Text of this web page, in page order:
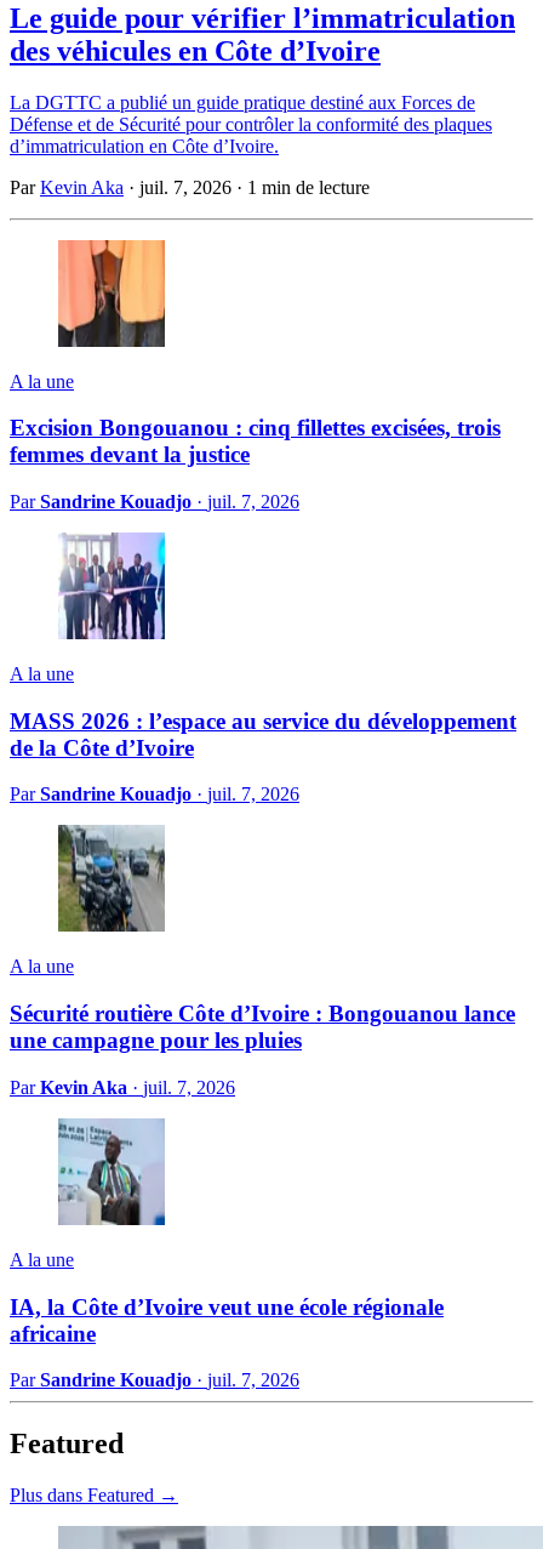
Le guide pour vérifier l’immatriculation
des véhicules en Côte d’Ivoire
La DGTTC a publié un guide pratique destiné aux Forces de
Défense et de Sécurité pour contrôler la conformité des plaques
d’immatriculation en Côte d’Ivoire.
ParKevin Aka · juil. 7, 2026 · 1 min de lecture
A la une
Excision Bongouanou : cinq fillettes excisées, trois
femmes devant la justice
ParSandrine Kouadjo · juil. 7, 2026
A la une
MASS 2026 : l’espace au service du développement
de la Côte d’Ivoire
ParSandrine Kouadjo · juil. 7, 2026
A la une
Sécurité routière Côte d’Ivoire : Bongouanou lance
une campagne pour les pluies
ParKevin Aka · juil. 7, 2026
A la une
IA, la Côte d’Ivoire veut une école régionale
africaine
ParSandrine Kouadjo · juil. 7, 2026
Featured
Plus dans Featured →